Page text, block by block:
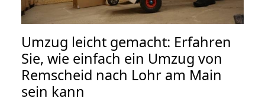
Umzug leicht gemacht: Erfahren
Sie, wie einfach ein Umzug von
Remscheid nach Lohr am Main
sein kann